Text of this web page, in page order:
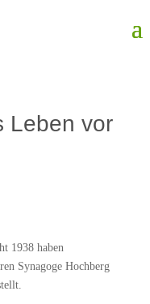
Leben vor
1938 haben
Synagoge Hochberg